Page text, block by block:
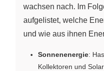
wachsen nach. Im
aufgelistet, welche
und wie aus ihnen
Sonnenenergie:
Kollektoren und